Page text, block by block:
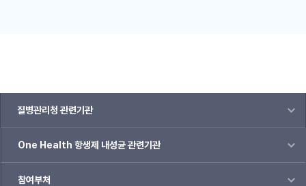
질병관리청 관련기관
One Health 항생제 내성균 관련기관
참여부처